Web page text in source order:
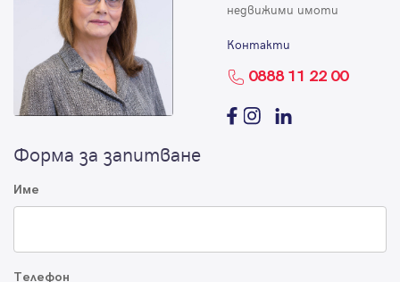
недвижими имоти
Контакти
0888 11 22 00
Форма за запитване
Име
Телефон